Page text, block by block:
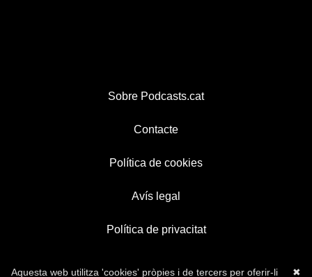
Sobre Podcasts.cat
Contacte
Política de cookies
Avís legal
Política de privacitat
✖
Aquesta web utilitza 'cookies' pròpies i de tercers per oferir-li